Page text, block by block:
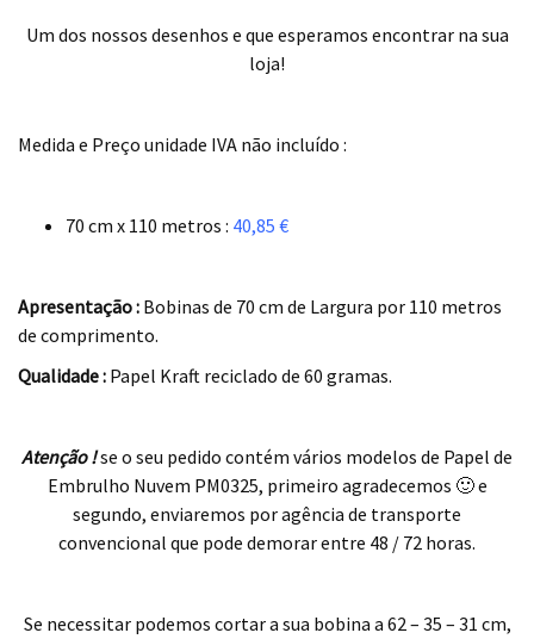
Um dos nossos desenhos e que esperamos encontrar na sua
loja!
Medida e Preço unidade IVA não incluído :
70 cm x 110 metros : 40,85 €
Apresentação : Bobinas de 70 cm de Largura por 110 metros
de comprimento.
Qualidade : Papel Kraft reciclado de 60 gramas.
Atenção !se o seu pedido contém vários modelos de Papel de
Embrulho Nuvem PM0325, primeiro agradecemos 🙂 e
segundo, enviaremos por agência de transporte
convencional que pode demorar entre 48 / 72 horas.
Se necessitar podemos cortar a sua bobina a 62 – 35 – 31 cm,